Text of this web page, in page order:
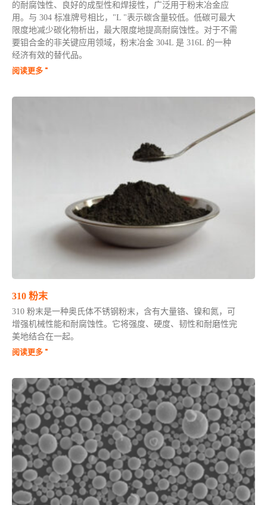
的耐腐蚀性、良好的成型性和焊接性，广泛用于粉末冶金应
用。与 304 标准牌号相比，"L "表示碳含量较低。低碳可最大
限度地减少碳化物析出，最大限度地提高耐腐蚀性。对于不需
要钼合金的非关键应用领域，粉末冶金 304L 是 316L 的一种
经济有效的替代品。
阅读更多 "
310 粉末
310 粉末是一种奥氏体不锈钢粉末，含有大量铬、镍和氮，可
增强机械性能和耐腐蚀性。它将强度、硬度、韧性和耐磨性完
美地结合在一起。
阅读更多 "